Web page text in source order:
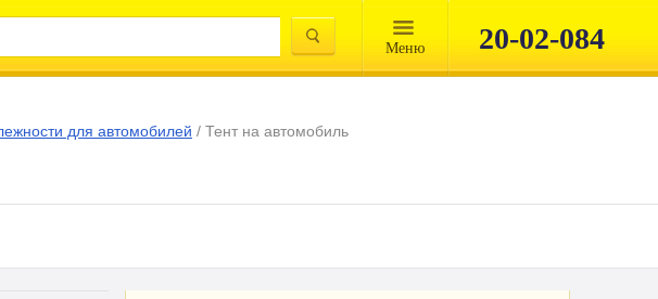
Mеню 20-02-084
для автомобилей / Тент на автомобиль